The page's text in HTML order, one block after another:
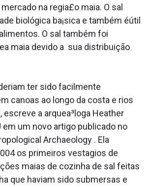
na regia£o maia. O sal
biológica ba¡sica e também éútil
O sal também foi
maia devido a sua distribuição
ter sido facilmente
canoas ao longo da costa e rios
escreve a arquea³loga Heather
em um novo artigo publicado no
Archaeology . Ela
os primeiros vesta­gios de
maias de cozinha de sal feitas
que haviam sido submersas e